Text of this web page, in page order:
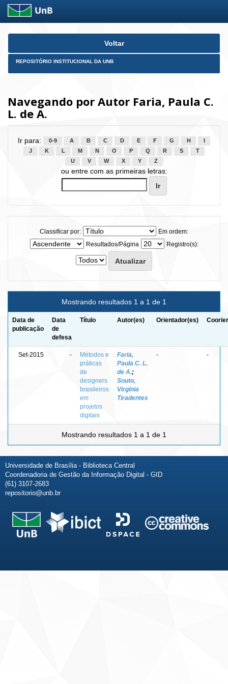
Skip
Voltar
REPOSITÓRIO INSTITUCIONAL DA UNB
Navegando por Autor Faria, Paula C.
L. de A.
Ir para: 0-9 A B C D E F G H
J
K L M N O P Q R S
T
U
V W X Y Z
ou entre com as primeiras letras:
Classificar por:
Em ordem:
Resultados/Página
Registro(s):
Mostrando resultados 1 a 1 de 1
Data de
publicação
Data
de
defesa
Título Autor(es) Orientador(es)
Set-2015 -
Métodos e
práticas
de
designers
brasileiros
em
projetos
digitais
Faria,
Paula C. L.
de A.;
Souto,
Virgínia
Tiradentes
- -
Mostrando resultados 1 a 1 de 1
Universidade de Brasília - Biblioteca Central
Coordenadoria de Gestão da Informação Digital - GID
(61) 3107-2683
repositorio@unb.br